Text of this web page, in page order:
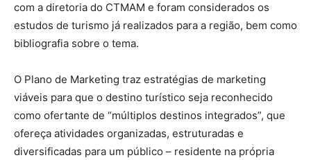
com a diretoria do CTMAM e foram considerados os
estudos de turismo já realizados para a região, bem como
bibliografia sobre o tema.
O Plano de Marketing traz estratégias de marketing
viáveis para que o destino turístico seja reconhecido
como ofertante de “múltiplos destinos integrados”, que
ofereça atividades organizadas, estruturadas e
diversificadas para um público – residente na própria